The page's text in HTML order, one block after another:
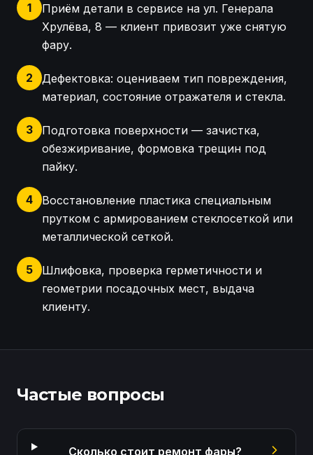
1
Приём детали в сервисе на ул. Генерала
Хрулёва, 8 — клиент привозит уже снятую
фару.
2
Дефектовка: оцениваем тип повреждения,
материал, состояние отражателя и стекла.
3
Подготовка поверхности — зачистка,
обезжиривание, формовка трещин под
пайку.
4
Восстановление пластика специальным
прутком с армированием стеклосеткой или
металлической сеткой.
5
Шлифовка, проверка герметичности и
геометрии посадочных мест, выдача
клиенту.
Частые вопросы
Сколько стоит ремонт фары?